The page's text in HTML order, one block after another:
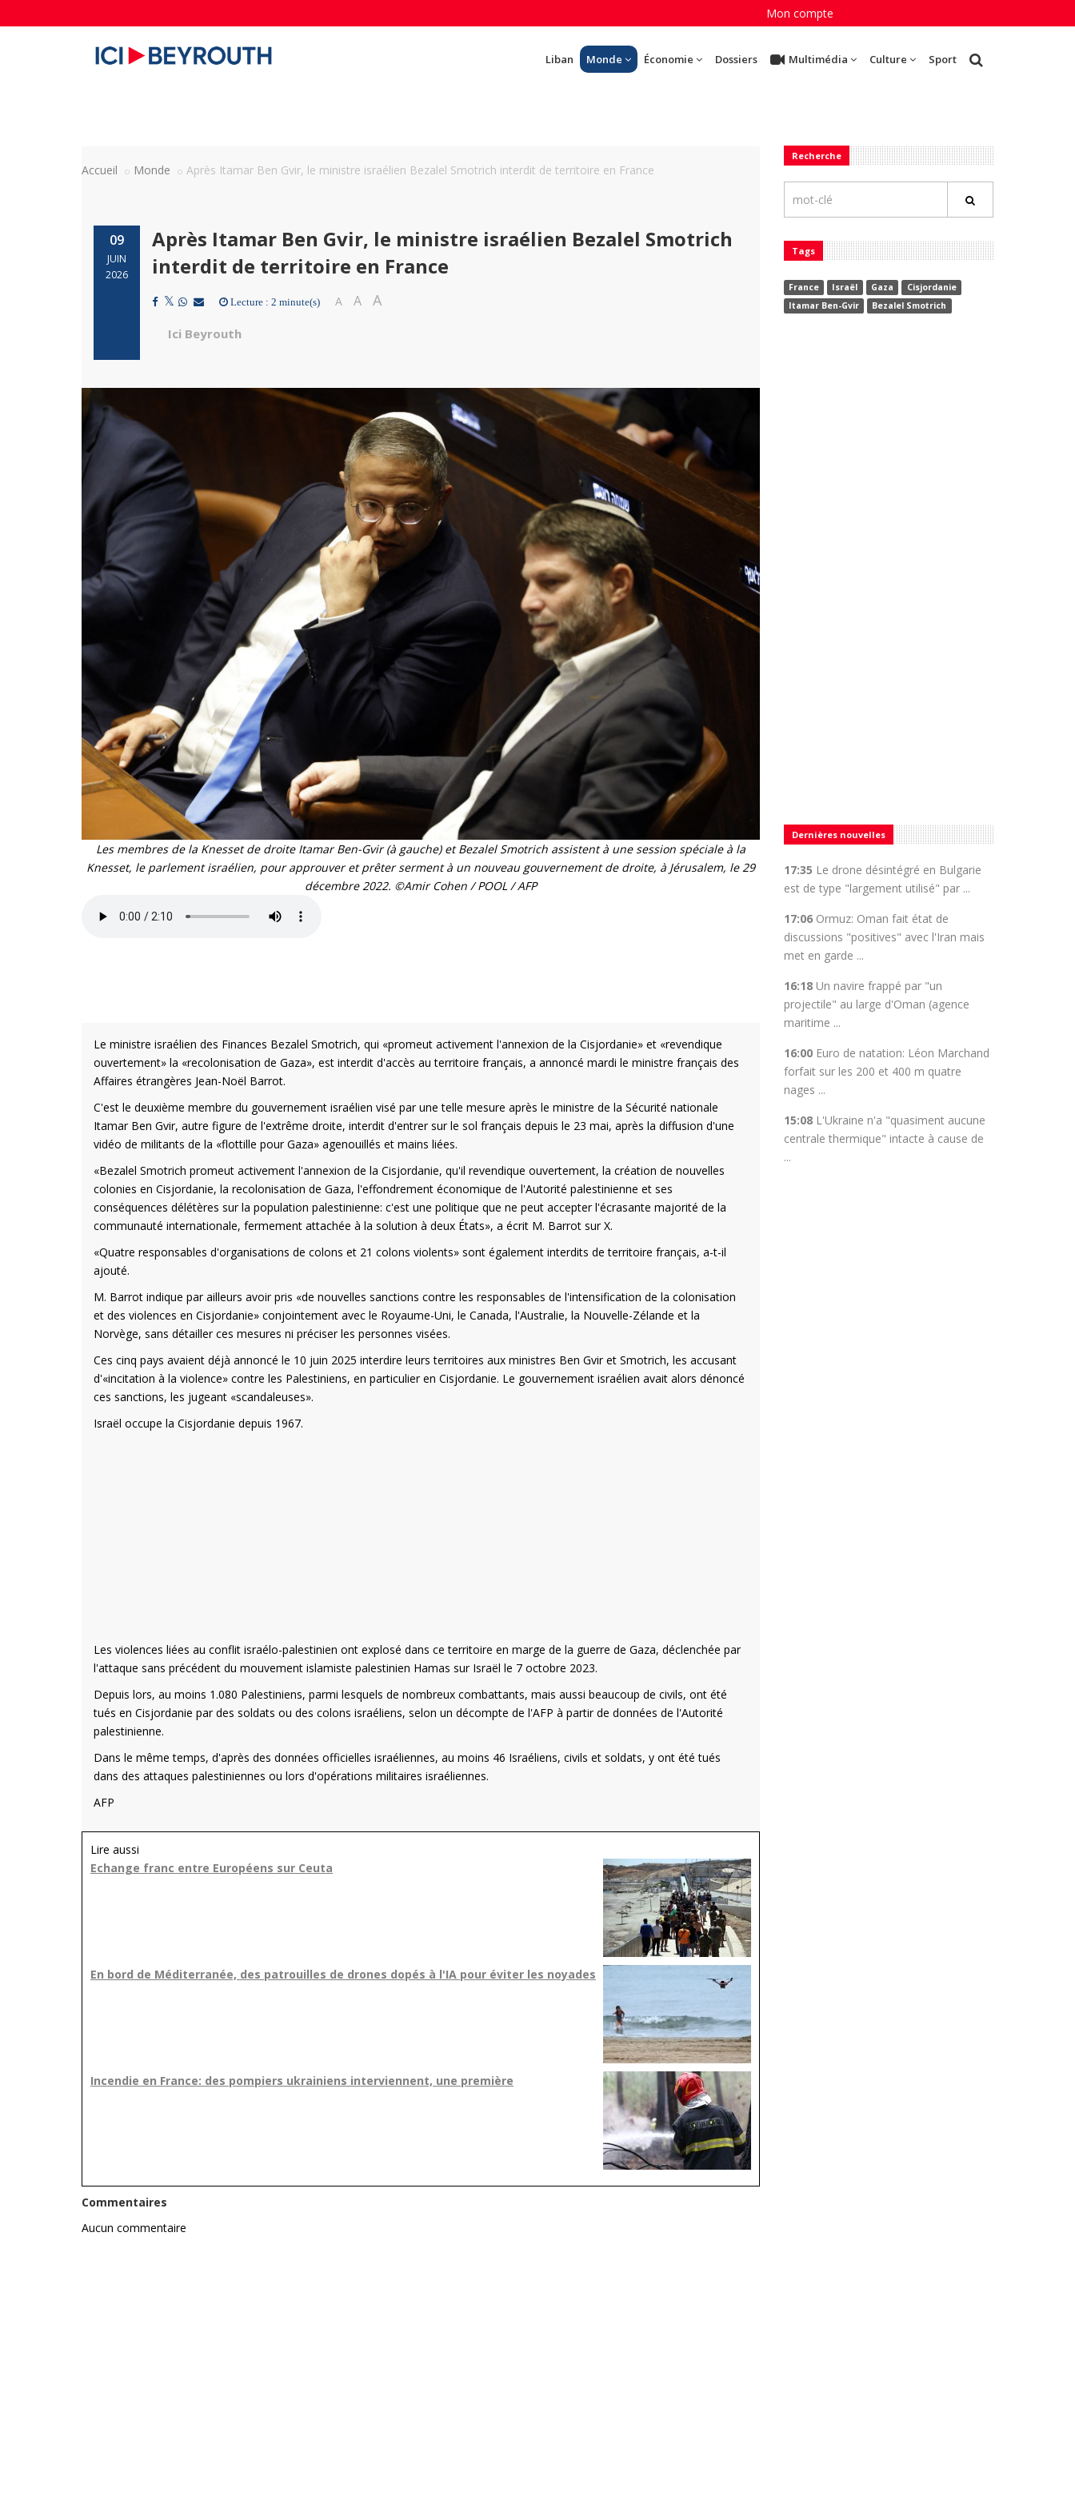
Mon compte
Liban Monde Économie Dossiers Multimédia Culture Sport
Accueil Monde Après Itamar Ben Gvir, le ministre israélien Bezalel Smotrich interdit de territoire en France
09
JUIN
2026
Après Itamar Ben Gvir, le ministre israélien Bezalel Smotrich
interdit de territoire en France
Lecture : 2 minute(s) A A A
Ici Beyrouth
Les membres de la Knesset de droite Itamar Ben-Gvir (à gauche) et Bezalel Smotrich assistent à une session spéciale à la
Knesset, le parlement israélien, pour approuver et prêter serment à un nouveau gouvernement de droite, à Jérusalem, le 29
décembre 2022. ©Amir Cohen / POOL / AFP
Le ministre israélien des Finances Bezalel Smotrich, qui «promeut activement l'annexion de la Cisjordanie» et «revendique
ouvertement» la «recolonisation de Gaza», est interdit d'accès au territoire français, a annoncé mardi le ministre français des
Affaires étrangères Jean-Noël Barrot.
C'est le deuxième membre du gouvernement israélien visé par une telle mesure après le ministre de la Sécurité nationale
Itamar Ben Gvir, autre figure de l'extrême droite, interdit d'entrer sur le sol français depuis le 23 mai, après la diffusion d'une
vidéo de militants de la «flottille pour Gaza» agenouillés et mains liées.
«Bezalel Smotrich promeut activement l'annexion de la Cisjordanie, qu'il revendique ouvertement, la création de nouvelles
colonies en Cisjordanie, la recolonisation de Gaza, l'effondrement économique de l'Autorité palestinienne et ses
conséquences délétères sur la population palestinienne: c'est une politique que ne peut accepter l'écrasante majorité de la
communauté internationale, fermement attachée à la solution à deux États», a écrit M. Barrot sur X.
«Quatre responsables d'organisations de colons et 21 colons violents» sont également interdits de territoire français, a-t-il
ajouté.
M. Barrot indique par ailleurs avoir pris «de nouvelles sanctions contre les responsables de l'intensification de la colonisation
et des violences en Cisjordanie» conjointement avec le Royaume-Uni, le Canada, l'Australie, la Nouvelle-Zélande et la
Norvège, sans détailler ces mesures ni préciser les personnes visées.
Ces cinq pays avaient déjà annoncé le 10 juin 2025 interdire leurs territoires aux ministres Ben Gvir et Smotrich, les accusant
d'«incitation à la violence» contre les Palestiniens, en particulier en Cisjordanie. Le gouvernement israélien avait alors dénoncé
ces sanctions, les jugeant «scandaleuses».
Israël occupe la Cisjordanie depuis 1967.
Les violences liées au conflit israélo-palestinien ont explosé dans ce territoire en marge de la guerre de Gaza, déclenchée par
l'attaque sans précédent du mouvement islamiste palestinien Hamas sur Israël le 7 octobre 2023.
Depuis lors, au moins 1.080 Palestiniens, parmi lesquels de nombreux combattants, mais aussi beaucoup de civils, ont été
tués en Cisjordanie par des soldats ou des colons israéliens, selon un décompte de l'AFP à partir de données de l'Autorité
palestinienne.
Dans le même temps, d'après des données officielles israéliennes, au moins 46 Israéliens, civils et soldats, y ont été tués
dans des attaques palestiniennes ou lors d'opérations militaires israéliennes.
AFP
Lire aussi
Echange franc entre Européens sur Ceuta
En bord de Méditerranée, des patrouilles de drones dopés à l'IA pour éviter les noyades
Incendie en France: des pompiers ukrainiens interviennent, une première
Commentaires
Aucun commentaire
Recherche
Tags
France Israël Gaza
Cisjordanie
Itamar Ben-Gvir
Bezalel Smotrich
Dernières nouvelles
17:35 Le drone désintégré en Bulgarie
est de type "largement utilisé" par ...
17:06 Ormuz: Oman fait état de
discussions "positives" avec l'Iran mais
met en garde ...
16:18 Un navire frappé par "un
projectile" au large d'Oman (agence
maritime ...
16:00 Euro de natation: Léon Marchand
forfait sur les 200 et 400 m quatre
nages ...
15:08 L'Ukraine n'a "quasiment aucune
centrale thermique" intacte à cause de
...